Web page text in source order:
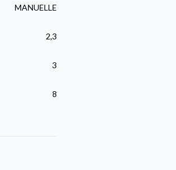
MANUELLE
2,3
3
8